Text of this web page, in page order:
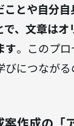
ことや自分
、文章はオ
す。このプロ
につながる
作成の「